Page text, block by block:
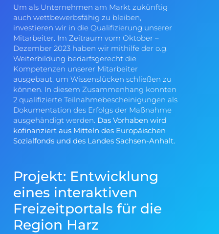
Um als Unternehmen am Markt zukünftig
auch wettbewerbsfähig zu bleiben,
investieren wir in die Qualifizierung unserer
Mitarbeiter. Im Zeitraum vom Oktober –
Dezember 2023 haben wir mithilfe der o.g.
Weiterbildung bedarfsgerecht die
Kompetenzen unserer Mitarbeiter
ausgebaut, um Wissenslücken schließen zu
können. In diesem Zusammenhang konnten
2 qualifizierte Teilnahmebescheinigungen als
Dokumentation des Erfolgs der Maßnahme
ausgehändigt werden. Das Vorhaben wird
kofinanziert aus Mitteln des Europäischen
Sozialfonds und des Landes Sachsen-Anhalt.
Projekt: Entwicklung
eines interaktiven
Freizeitportals für die
Region Harz